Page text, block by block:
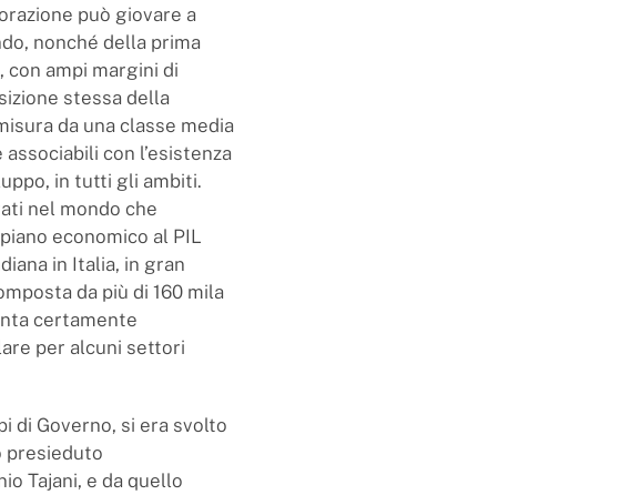
può giovare a
nonché della prima
con ampi margini di
stessa della
da una classe media
con l’esistenza
in tutti gli ambiti.
nel mondo che
economico al PIL
in Italia, in gran
da più di 160 mila
certamente
per alcuni settori
di Governo, si era svolto
presieduto
Tajani, e da quello